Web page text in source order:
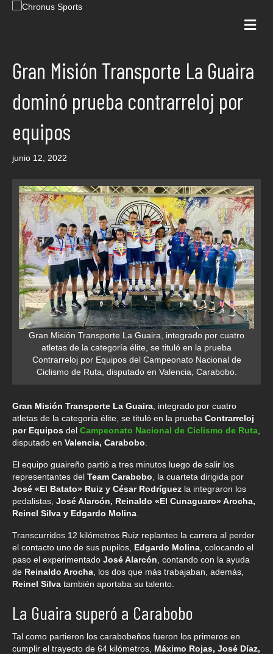
Gran Misión Transporte La Guaira
dominó prueba contrarreloj por
equipos
junio 12, 2022
Gran Misión Transporte La Guaira, integrado por cuatro
atletas de la categoría élite, se tituló en la prueba
Contrarreloj por Equipos del Campeonato Nacional de
Ciclismo de Ruta, disputado en Valencia, Carabobo.
Gran Misión Transporte La Guaira , integrado por cuatro
atletas de la categoría élite, se tituló en la prueba Contrarreloj
por Equipos del Campeonato Nacional de Ciclismo de Ruta
disputado en Valencia, Carabobo
El equipo guaireño partió a tres minutos luego de salir los
representantes del Team Carabobo , la cuarteta dirigida por
José «El Batato» Ruiz y César Rodríguez la integraron los
pedalistas, José Alarcón, Reinaldo «El Cunaguaro» Arocha,
Reinel Silva y Edgardo Molina
Transcurridos 12 kilómetros Ruiz replanteo la carrera al perder
el contacto uno de sus pupilos, Edgardo Molina , colocando el
paso el experimentado José Alarcón , contando con la ayuda
de Reinaldo Arocha , los dos que más trabajaban, además,
Reinel Silva también aportaba su talento.
La Guaira superó a Carabobo
Tal como partieron los carabobeños fueron los primeros en
cumplir el trayecto de 64 kilómetros, Máximo Rojas, José Díaz,